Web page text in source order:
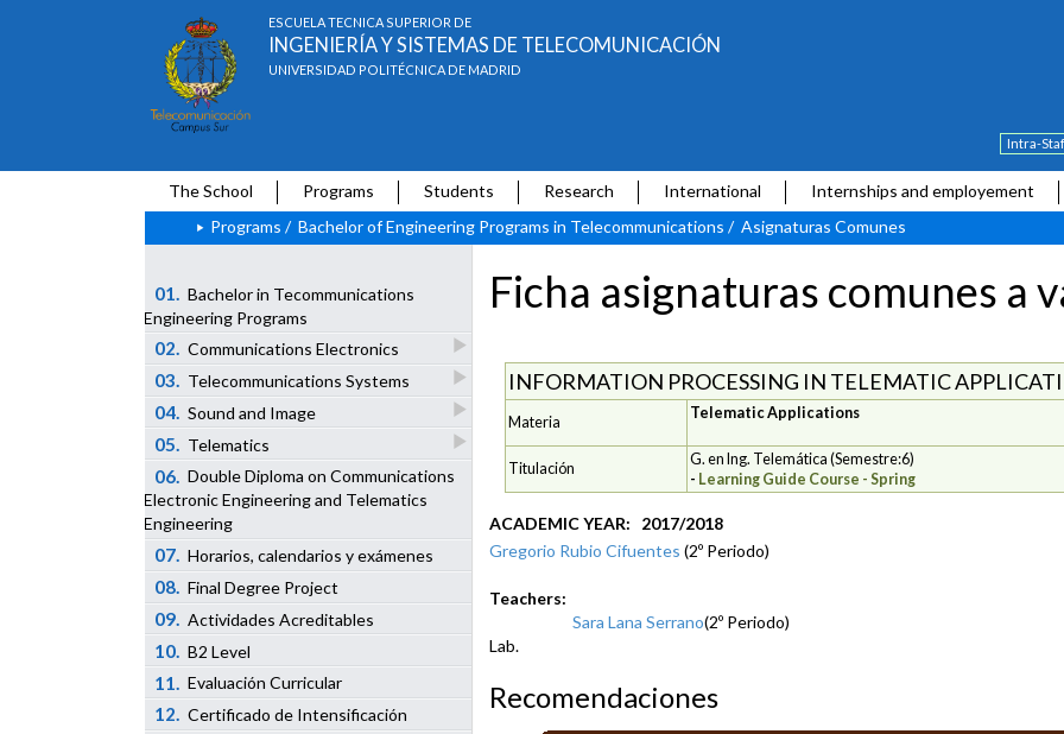
ESCUELA TÉCNICA SUPERIOR DE
INGENIERÍA Y SISTEMAS DE TELECOMUNICACIÓN
UNIVERSIDAD POLITÉCNICA DE MADRID
Intra-
The School Programs Students Research International
Internships and employement
Programs / Bachelor of Engineering Programs in Telecommunications / Asignaturas Comunes
01. Bachelor in Tecommunications
Engineering Programs
02. Communications Electronics
03. Telecommunications Systems
04. Sound and Image
05. Telematics
06.
Double Diploma on Communications
Electronic Engineering and Telematics
Engineering
07. Horarios, calendarios y exámenes
08. Final Degree Project
09. Actividades Acreditables
10. B2 Level
11. Evaluación Curricular
12. Certificado de Intensificación
Ficha asignaturas comunes a
INFORMATION PROCESSING IN TELEMATIC
Materia
Telematic Applications
Titulación
G. en Ing. Telemática (Semestre:6)
- Learning Guide Course - Spring
ACADEMIC YEAR: 2017/2018
Gregorio Rubio Cifuentes (2º Periodo)
Teachers:
Sara Lana Serrano(2º Periodo)
Lab.
Recomendaciones